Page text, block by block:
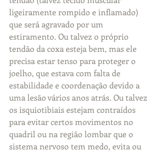
ligeiramente rompido e inflamado)
que será agravado por um
estiramento. Ou talvez o próprio
tendão da coxa esteja bem, mas ele
precisa estar tenso para proteger o
joelho, que estava com falta de
estabilidade e coordenação devido a
uma lesão vários anos atrás. Ou talvez
os isquiotibiais estejam contraídos
para evitar certos movimentos no
quadril ou na região lombar que o
sistema nervoso tem medo, evita ou